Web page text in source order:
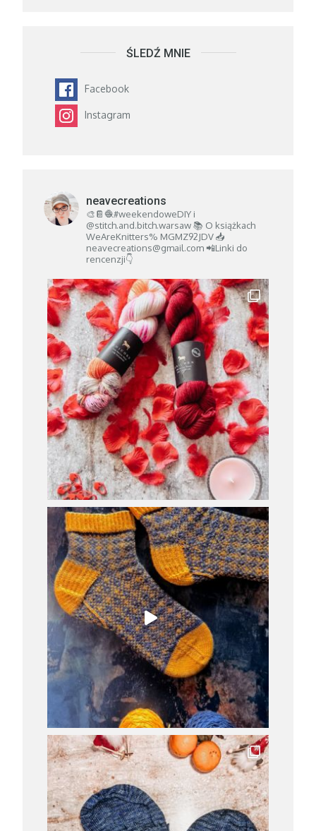
ŚLEDŹ MNIE
Facebook
Instagram
neavecreations
🎨📔🧶#weekendoweDIY i
@stitch.and.bitch.warsaw📚 O książkach
WeAreKnitters% MGMZ92JDV📥
neavecreations@gmail.com📲Linki do
rencenzji👇